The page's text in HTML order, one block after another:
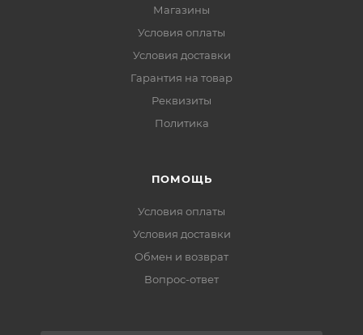
Магазины
Условия оплаты
Условия доставки
Гарантия на товар
Реквизиты
Политика
ПОМОЩЬ
Условия оплаты
Условия доставки
Обмен и возврат
Вопрос-ответ